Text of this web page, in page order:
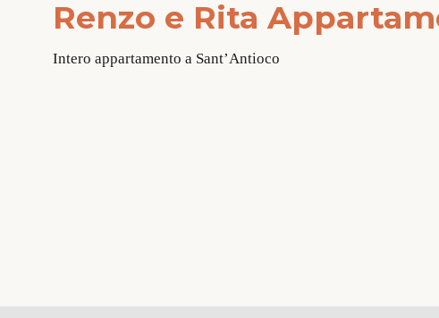
Renzo e Rita
Intero appartamento a Sant’Antioco